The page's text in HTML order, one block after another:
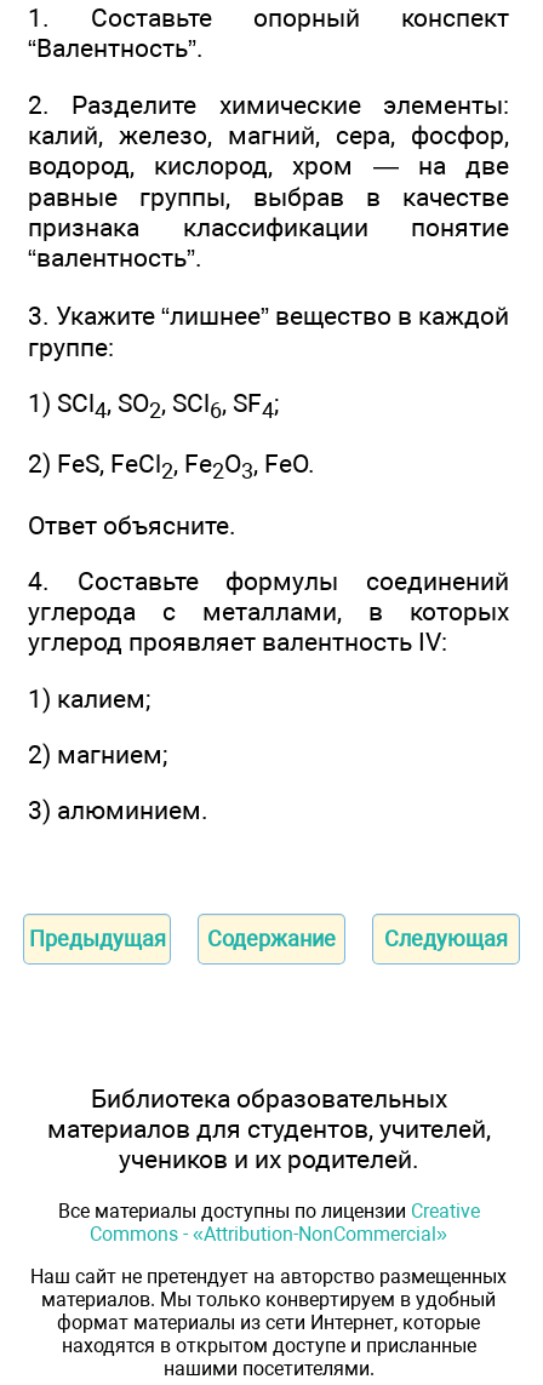
1. Составьте опорный конспект
“Валентность”.
2. Разделите химические элементы:
калий, железо, магний, сера, фосфор,
водород, кислород, хром — на две
равные группы, выбрав в качестве
признака классификации понятие
“валентность”.
3. Укажите “лишнее” вещество в каждой
группе:
1) SCl4, SO2, SCl6, SF4;
2) FeS, FeCl2, Fe2O3, FeO.
Ответ объясните.
4. Составьте формулы соединений
углерода с металлами, в которых
углерод проявляет валентность IV:
1) калием;
2) магнием;
3) алюминием.
Предыдущая Содержание Следующая
Библиотека образовательных
материалов для студентов, учителей,
учеников и их родителей.
Все материалы доступны по лицензии Creative
Commons - «Attribution-NonCommercial»
Наш сайт не претендует на авторство размещенных
материалов. Мы только конвертируем в удобный
формат материалы из сети Интернет, которые
находятся в открытом доступе и присланные
нашими посетителями.